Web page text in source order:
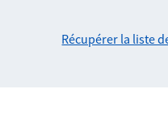
Récupérer la liste